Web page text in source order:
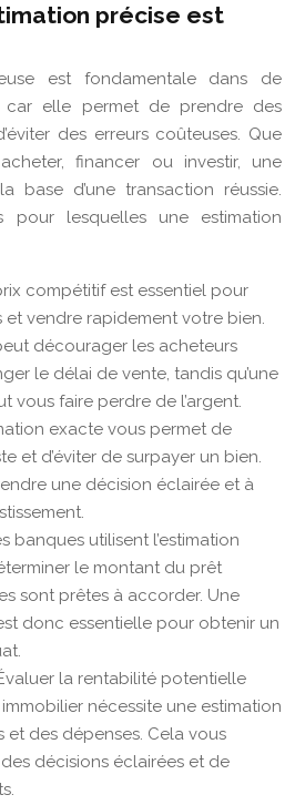
précise est
est fondamentale dans de
car elle permet de prendre des
des erreurs coûteuses. Que
financer ou investir, une
base d’une transaction réussie.
pour lesquelles une estimation
compétitif est essentiel pour
et vendre rapidement votre bien.
décourager les acheteurs
le délai de vente, tandis qu’une
vous faire perdre de l’argent.
exacte vous permet de
et d’éviter de surpayer un bien.
une décision éclairée et à
banques utilisent l’estimation
le montant du prêt
sont prêtes à accorder. Une
donc essentielle pour obtenir un
la rentabilité potentielle
immobilier nécessite une estimation
et des dépenses. Cela vous
décisions éclairées et de